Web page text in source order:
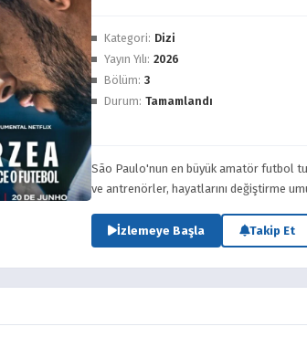
Kategori: Dizi
Yayın Yılı: 2026
Bölüm: 3
Durum: Tamamlandı
São Paulo'nun en büyük amatör futbol
ve antrenörler, hayatlarını değiştirme
İzlemeye Başla Takip Et